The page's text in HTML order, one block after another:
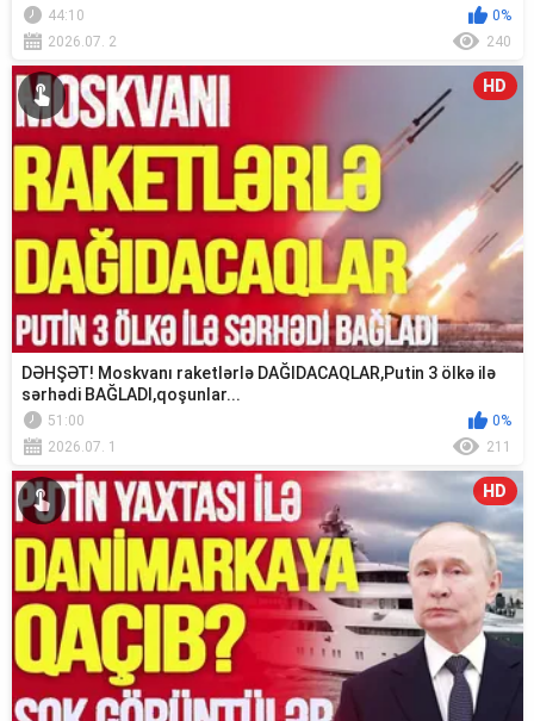
44:10
0%
2026.07. 2
240
HD
DƏHŞƏT! Moskvanı raketlərlə DAĞIDACAQLAR,Putin 3 ölkə ilə
sərhədi BAĞLADI,qoşunlar...
51:00
0%
2026.07. 1
211
HD